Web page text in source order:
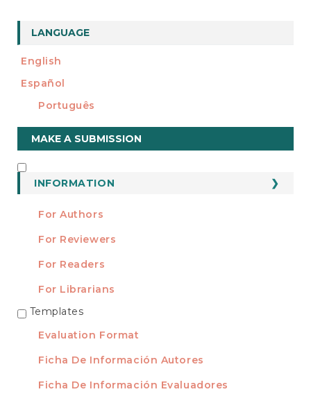
LANGUAGE
English
Español
Português
Make
a
Submission
MAKE A SUBMISSION
INFORMATION
For Authors
For Reviewers
For Readers
For Librarians
TEMPLATES
Templates
Evaluation Format
Ficha De Información Autores
Ficha De Información Evaluadores